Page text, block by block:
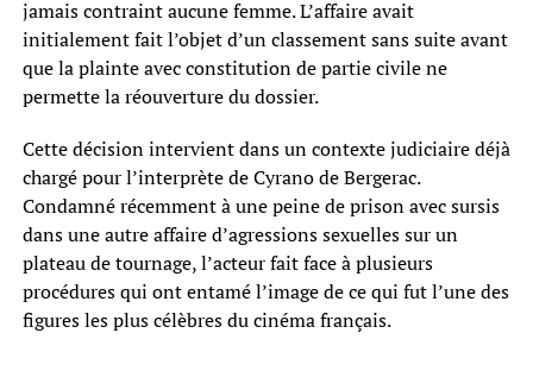
jamais contraint aucune femme. L’affaire avait
initialement fait l’objet d’un classement sans suite avant
que la plainte avec constitution de partie civile ne
permette la réouverture du dossier.
Cette décision intervient dans un contexte judiciaire déjà
chargé pour l’interprète de Cyrano de Bergerac.
Condamné récemment à une peine de prison avec sursis
dans une autre affaire d’agressions sexuelles sur un
plateau de tournage, l’acteur fait face à plusieurs
procédures qui ont entamé l’image de ce qui fut l’une des
figures les plus célèbres du cinéma français.